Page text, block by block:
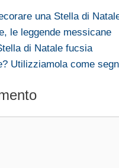
una Stella di
le leggende messicane
di Natale fucsia
Utilizziamola come